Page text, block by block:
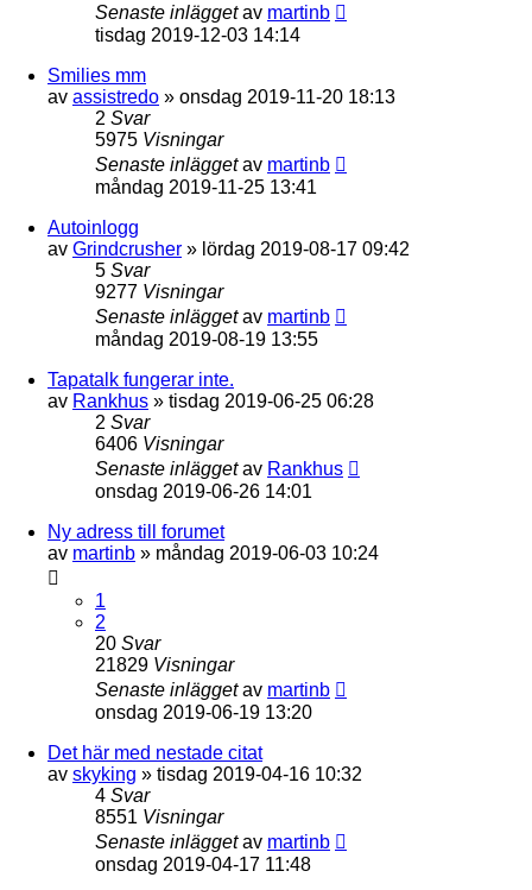
Senaste inläggetav martinb
tisdag 2019-12-03 14:14
Smilies mm
av assistredo » onsdag 2019-11-20 18:13
2 Svar
5975 Visningar
Senaste inläggetav martinb
måndag 2019-11-25 13:41
Autoinlogg
av Grindcrusher » lördag 2019-08-17 09:42
5 Svar
9277 Visningar
Senaste inläggetav martinb
måndag 2019-08-19 13:55
Tapatalk fungerar inte.
av Rankhus » tisdag 2019-06-25 06:28
2 Svar
6406 Visningar
Senaste inläggetav Rankhus
onsdag 2019-06-26 14:01
Ny adress till forumet
av martinb » måndag 2019-06-03 10:24
1
2
20 Svar
21829 Visningar
Senaste inläggetav martinb
onsdag 2019-06-19 13:20
Det här med nestade citat
av skyking » tisdag 2019-04-16 10:32
4 Svar
8551 Visningar
Senaste inläggetav martinb
onsdag 2019-04-17 11:48